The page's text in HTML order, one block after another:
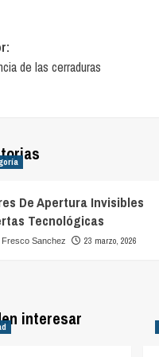
de las cerraduras
De Apertura Invisibles
Tecnológicas
Fresco Sanchez 23 marzo, 2026
interesar